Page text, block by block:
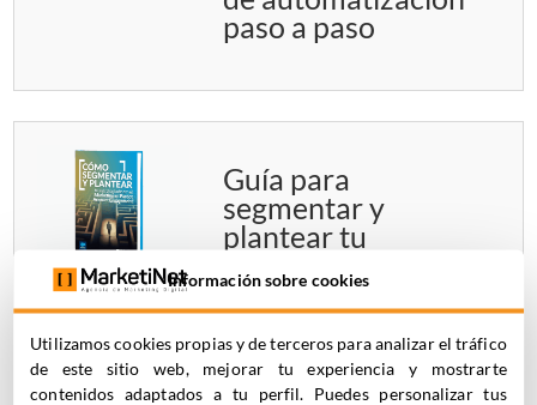
paso a paso
Guía para
segmentar y
plantear tu
Marketing en
Pardot Account
Engagement
Información sobre cookies
Utilizamos cookies propias y de terceros para analizar el tráfico
de este sitio web, mejorar tu experiencia y mostrarte
contenidos adaptados a tu perfil. Puedes personalizar tus